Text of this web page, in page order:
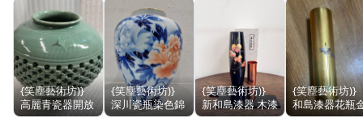
手錶與飾品配件
相機、攝影與周邊
運動、戶外與休閒
{笑塵藝術坊)}
高麗青瓷器開放
式綠色網狀花瓶
{笑塵藝術坊)}
深川瓷瓶染色錦
緞牡丹花器皿 花
{笑塵藝術坊)}
新和島漆器 木漆
器 漆器花瓶 地
{笑塵藝術坊)}
和島漆器花瓶
箔工藝花卉擺